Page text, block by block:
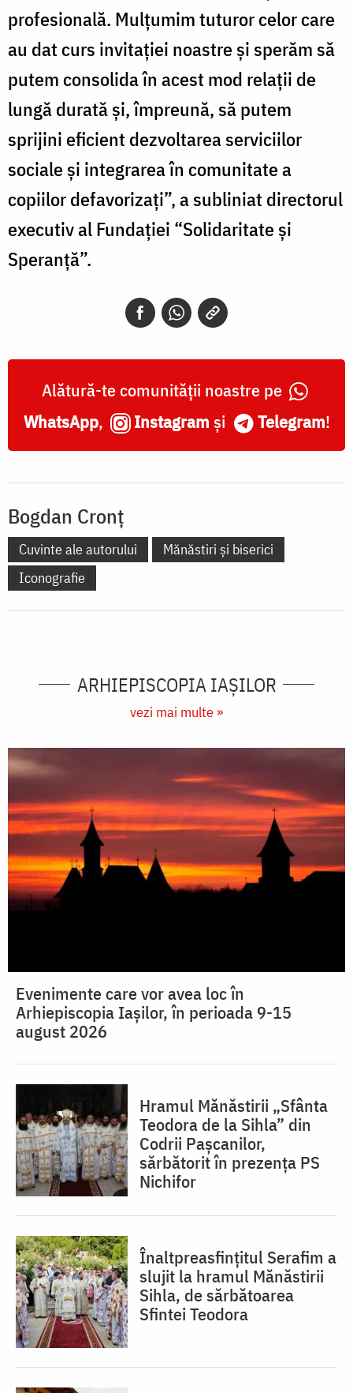
profesională. Mulțumim tuturor celor care
au dat curs invitației noastre și sperăm să
putem consolida în acest mod relații de
lungă durată și, împreună, să putem
sprijini eficient dezvoltarea serviciilor
sociale și integrarea în comunitate a
copiilor defavorizați”, a subliniat directorul
executiv al Fundației “Solidaritate și
Speranță”.
Alătură-te comunității noastre pe
WhatsApp, Instagram și Telegram!
Bogdan Cronț
Cuvinte ale autorului
Mănăstiri și biserici
Iconografie
ARHIEPISCOPIA IAŞILOR
vezi mai multe »
Evenimente care vor avea loc în
Arhiepiscopia Iaşilor, în perioada 9-15
august 2026
Hramul Mănăstirii „Sfânta
Teodora de la Sihla” din
Codrii Pașcanilor,
sărbătorit în prezența PS
Nichifor
Înaltpreasfințitul Serafim a
slujit la hramul Mănăstirii
Sihla, de sărbătoarea
Sfintei Teodora